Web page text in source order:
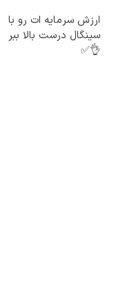
ارزش سرمایه ات رو با
سینگال درست بالا ببر
👌✅